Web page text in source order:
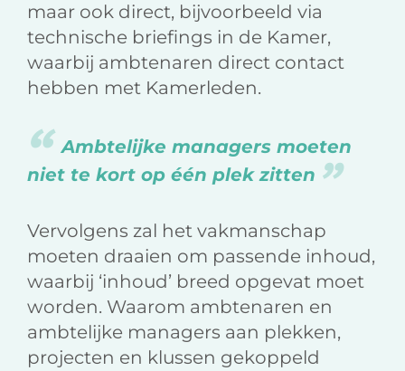
maar ook direct, bijvoorbeeld via
technische briefings in de Kamer,
waarbij ambtenaren direct contact
hebben met Kamerleden.
Ambtelijke managers moeten
niet te kort op één plek zitten
Vervolgens zal het vakmanschap
moeten draaien om passende inhoud,
waarbij ‘inhoud’ breed opgevat moet
worden. Waarom ambtenaren en
ambtelijke managers aan plekken,
projecten en klussen gekoppeld